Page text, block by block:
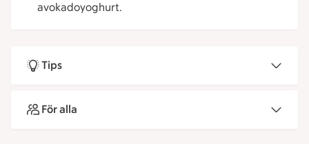
avokadoyoghurt.
Tips
För alla